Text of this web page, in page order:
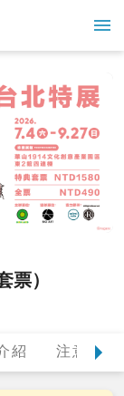
票）
紹 注意事項